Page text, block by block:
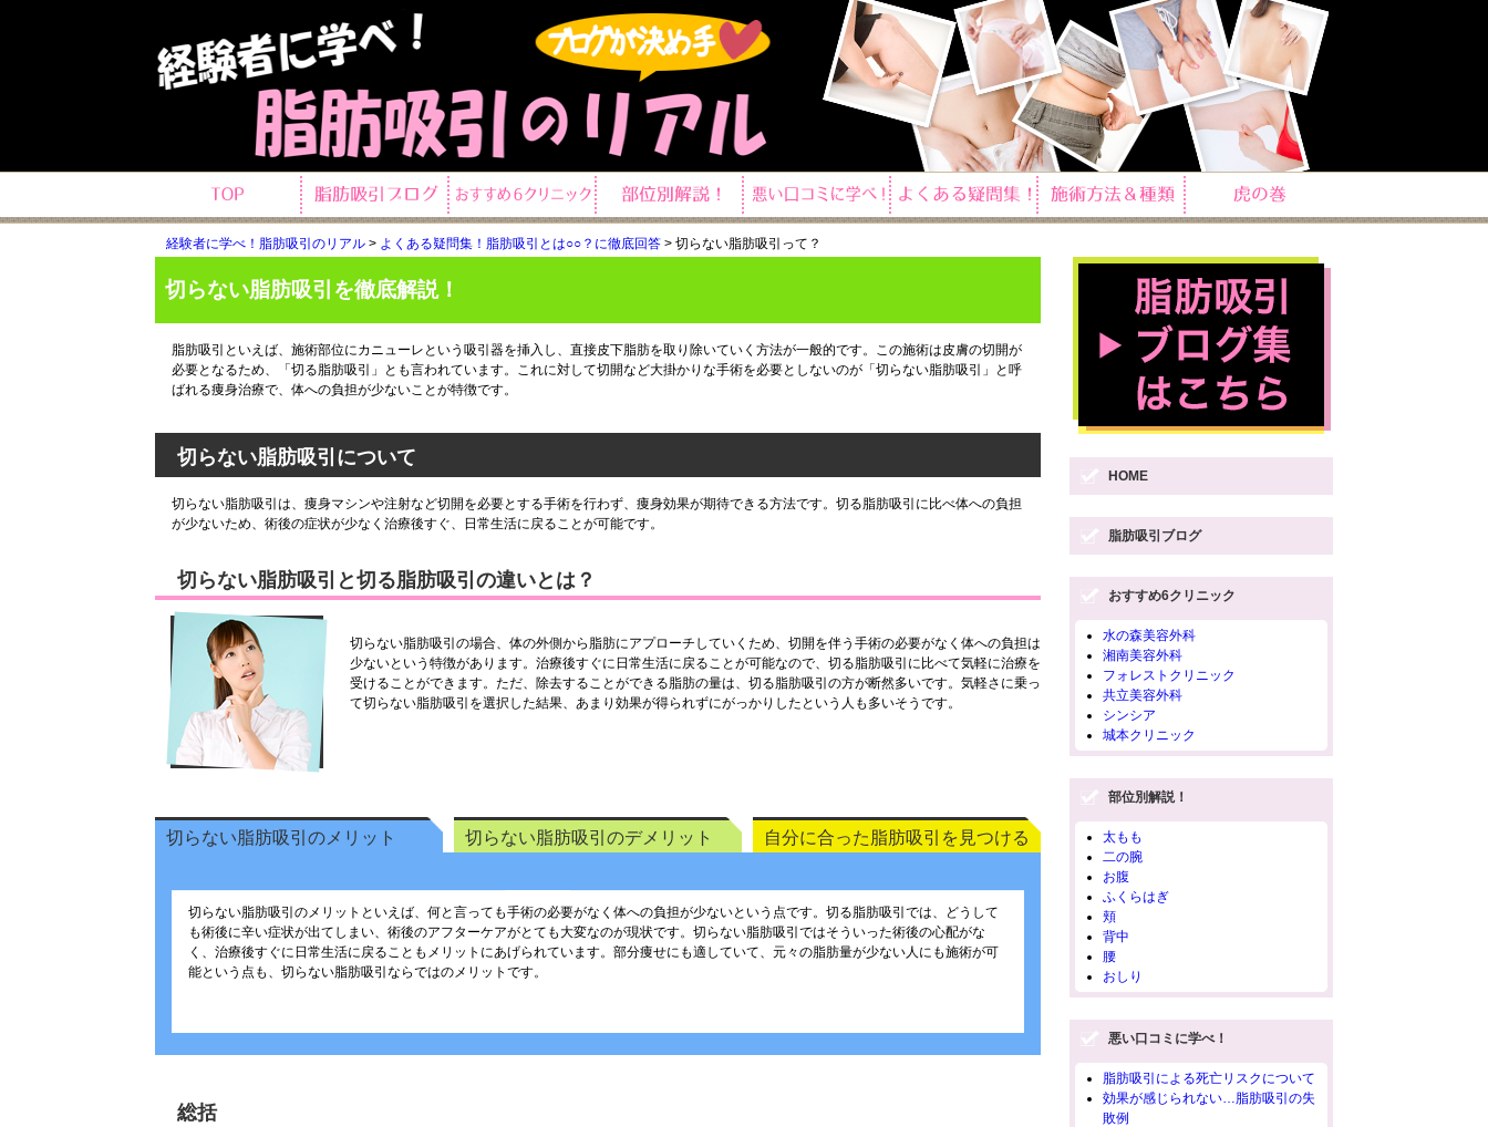
経験者に学べ！脂肪吸引のリアル > よくある疑問集！脂肪吸引とは○○？に徹底回答 > 切らない脂肪吸引って？
切らない脂肪吸引を徹底解説！
脂肪吸引といえば、施術部位にカニューレという吸引器を挿入し、直接皮下脂肪を取り除いていく方法が一般的です。この施術は皮膚の切開が
必要となるため、「切る脂肪吸引」とも言われています。これに対して切開など大掛かりな手術を必要としないのが「切らない脂肪吸引」と呼
ばれる痩身治療で、体への負担が少ないことが特徴です。
切らない脂肪吸引について
切らない脂肪吸引は、痩身マシンや注射など切開を必要とする手術を行わず、痩身効果が期待できる方法です。切る脂肪吸引に比べ体への負担
が少ないため、術後の症状が少なく治療後すぐ、日常生活に戻ることが可能です。
切らない脂肪吸引と切る脂肪吸引の違いとは？
切らない脂肪吸引の場合、体の外側から脂肪にアプローチしていくため、切開を伴う手術の必要がなく体への負担は
少ないという特徴があります。治療後すぐに日常生活に戻ることが可能なので、切る脂肪吸引に比べて気軽に治療を
受けることができます。ただ、除去することができる脂肪の量は、切る脂肪吸引の方が断然多いです。気軽さに乗っ
て切らない脂肪吸引を選択した結果、あまり効果が得られずにがっかりしたという人も多いそうです。
切らない脂肪吸引のメリット 切らない脂肪吸引のデメリット 自分に合った脂肪吸引を見つける
切らない脂肪吸引のメリットといえば、何と言っても手術の必要がなく体への負担が少ないという点です。切る脂肪吸引では、どうして
も術後に辛い症状が出てしまい、術後のアフターケアがとても大変なのが現状です。切らない脂肪吸引ではそういった術後の心配がな
く、治療後すぐに日常生活に戻ることもメリットにあげられています。部分痩せにも適していて、元々の脂肪量が少ない人にも施術が可
能という点も、切らない脂肪吸引ならではのメリットです。
総括
HOME
脂肪吸引ブログ
おすすめ6クリニック
水の森美容外科
湘南美容外科
フォレストクリニック
共立美容外科
シンシア
城本クリニック
部位別解説！
太もも
二の腕
お腹
ふくらはぎ
頬
背中
腰
おしり
悪い口コミに学べ！
脂肪吸引による死亡リスクについて
効果が感じられない…脂肪吸引の失
敗例